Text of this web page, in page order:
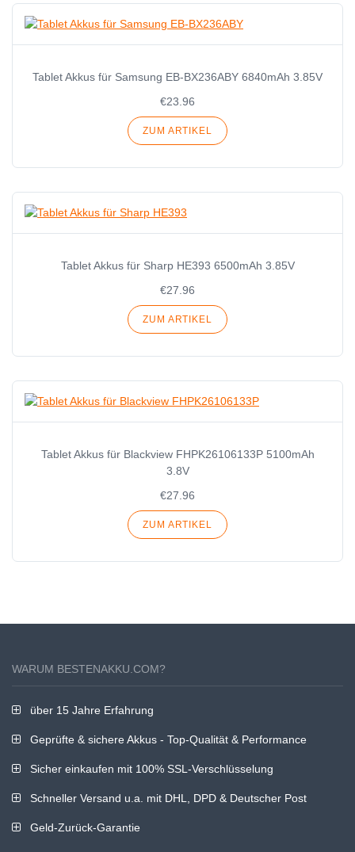
Tablet Akkus für Samsung EB-BX236ABY 6840mAh 3.85V
€23.96
ZUM ARTIKEL
Tablet Akkus für Sharp HE393 6500mAh 3.85V
€27.96
ZUM ARTIKEL
Tablet Akkus für Blackview FHPK26106133P 5100mAh
3.8V
€27.96
ZUM ARTIKEL
WARUM BESTENAKKU.COM?
über 15 Jahre Erfahrung
Geprüfte & sichere Akkus - Top-Qualität & Performance
Sicher einkaufen mit 100% SSL-Verschlüsselung
Schneller Versand u.a. mit DHL, DPD & Deutscher Post
Geld-Zurück-Garantie